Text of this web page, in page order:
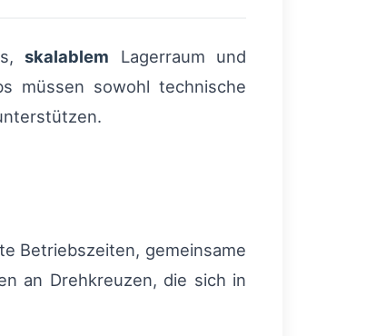
skalablem Lagerraum und
müssen sowohl technische
Betriebszeiten, gemeinsame
an Drehkreuzen, die sich in